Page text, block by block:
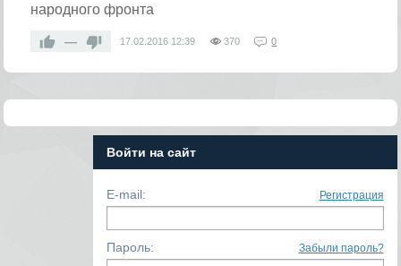
народного фронта
— 17.02.2016 12:39 370 0
Войти на сайт
E-mail: Регистрация
Пароль: Забыли пароль?